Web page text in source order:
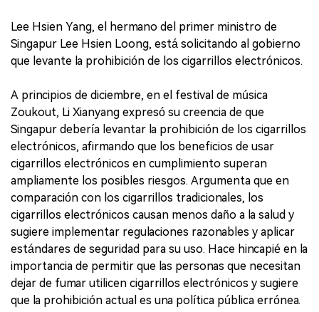
Lee Hsien Yang, el hermano del primer ministro de
Singapur Lee Hsien Loong, está solicitando al gobierno
que levante la prohibición de los cigarrillos electrónicos.
A principios de diciembre, en el festival de música
Zoukout, Li Xianyang expresó su creencia de que
Singapur debería levantar la prohibición de los cigarrillos
electrónicos, afirmando que los beneficios de usar
cigarrillos electrónicos en cumplimiento superan
ampliamente los posibles riesgos. Argumenta que en
comparación con los cigarrillos tradicionales, los
cigarrillos electrónicos causan menos daño a la salud y
sugiere implementar regulaciones razonables y aplicar
estándares de seguridad para su uso. Hace hincapié en la
importancia de permitir que las personas que necesitan
dejar de fumar utilicen cigarrillos electrónicos y sugiere
que la prohibición actual es una política pública errónea.